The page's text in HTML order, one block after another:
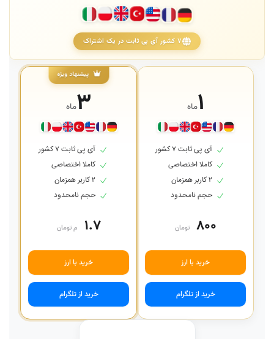
۷ کشور آی پی ثابت در یک اشتراک
۱ماه
آی پی ثابت ۷ کشور
کاملا اختصاصی
۲ کاربر همزمان
حجم نامحدود
۸۰۰ تومان
خرید با ارز
خرید از تلگرام
پیشنهاد ویژه
۳ماه
آی پی ثابت ۷ کشور
کاملا اختصاصی
۲ کاربر همزمان
حجم نامحدود
۱.۷ م تومان
خرید با ارز
خرید از تلگرام